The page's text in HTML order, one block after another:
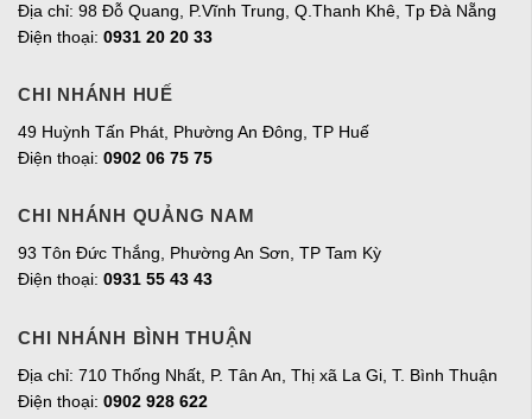
Địa chỉ: 98 Đỗ Quang, P.Vĩnh Trung, Q.Thanh Khê, Tp Đà Nẵng
Điện thoại: 0931 20 20 33
CHI NHÁNH HUẾ
49 Huỳnh Tấn Phát, Phường An Đông, TP Huế
Điện thoại: 0902 06 75 75
CHI NHÁNH QUẢNG NAM
93 Tôn Đức Thắng, Phường An Sơn, TP Tam Kỳ
Điện thoại: 0931 55 43 43
CHI NHÁNH BÌNH THUẬN
Địa chỉ: 710 Thống Nhất, P. Tân An, Thị xã La Gi, T. Bình Thuận
Điện thoại: 0902 928 622